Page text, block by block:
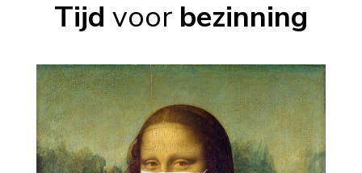
Tijd voor bezinning